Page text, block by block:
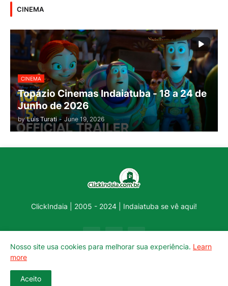
CINEMA
CINEMA
Topázio Cinemas Indaiatuba - 18 a 24 de
Junho de 2026
by Luis Turati - June 19, 2026
ClickIndaia | 2005 - 2024 | Indaiatuba se vê aqui!
Nosso site usa cookies para melhorar sua experiência. Learn
more
Aceito